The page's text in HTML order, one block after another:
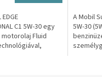
C1 5W-30 egy
Fluid
A Mobil
5W-30